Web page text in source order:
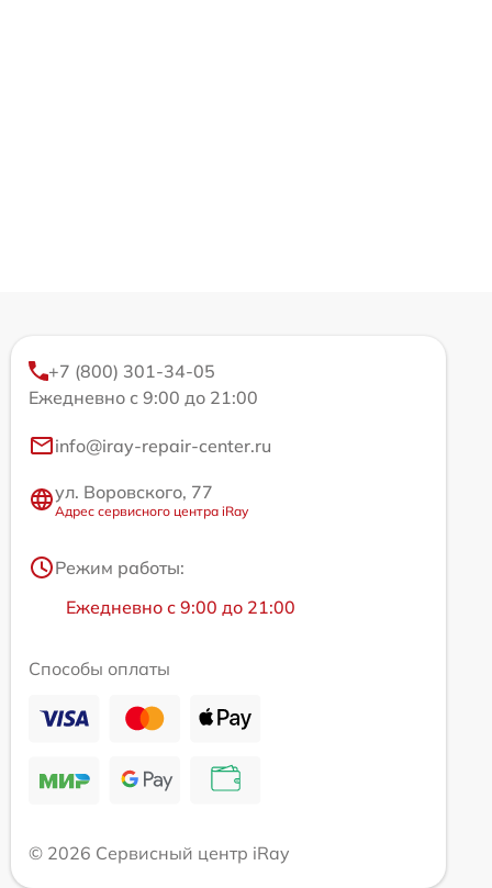
+7 (800) 301-34-05
Ежедневно с 9:00 до 21:00
info@iray-repair-center.ru
ул. Воровского, 77
Адрес сервисного центра iRay
Режим работы:
Ежедневно с 9:00 до 21:00
Способы оплаты
© 2026 Сервисный центр iRay